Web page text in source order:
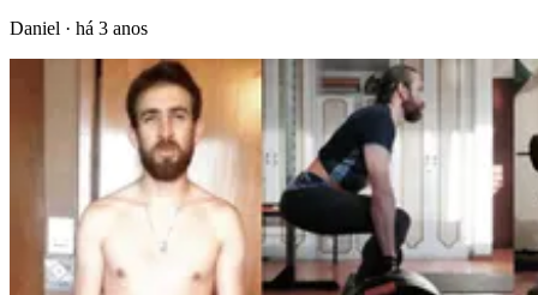
Daniel · há 3 anos